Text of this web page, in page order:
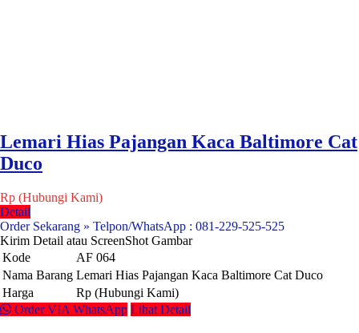
Lemari Hias Pajangan Kaca Baltimore Cat
Duco
Rp (Hubungi Kami)
Detail
Order Sekarang » Telpon/WhatsApp : 081-229-525-525
Kirim Detail atau ScreenShot Gambar
Kode
AF 064
Nama Barang Lemari Hias Pajangan Kaca Baltimore Cat Duco
Harga
Rp (Hubungi Kami)
Order VIA WhatsApp Lihat Detail